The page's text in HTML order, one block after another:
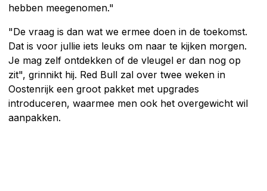
hebben meegenomen."
"De vraag is dan wat we ermee doen in de toekomst.
Dat is voor jullie iets leuks om naar te kijken morgen.
Je mag zelf ontdekken of de vleugel er dan nog op
zit", grinnikt hij. Red Bull zal over twee weken in
Oostenrijk een groot pakket met upgrades
introduceren, waarmee men ook het overgewicht wil
aanpakken.